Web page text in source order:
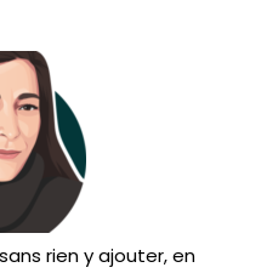
rien y ajouter, en